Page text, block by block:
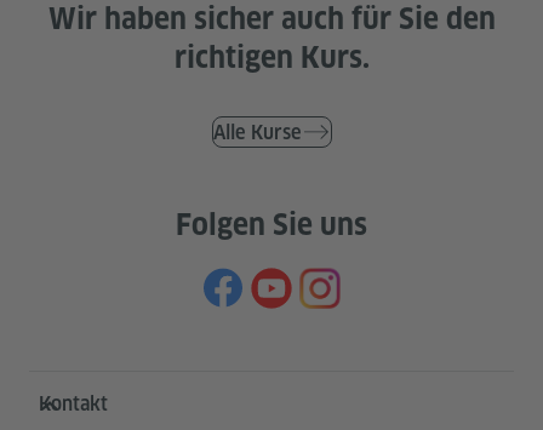
Wir haben sicher auch für Sie den
richtigen Kurs.
Alle Kurse
Folgen Sie uns
Service- und Informationsbereich
Kontakt